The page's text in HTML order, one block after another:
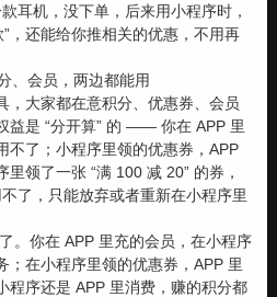
耳机，没下单，后来用小程序时，
，还能给你推相关的优惠，不用再
、会员，两边都能用
，大家都在意积分、优惠券、会员
益是 “分开算” 的 —— 你在 APP 里
不了；小程序里领的优惠券，APP
领了一张 “满 100 减 20” 的券，
了，只能放弃或者重新在小程序里
。你在 APP 里充的会员，在小程序
；在小程序里领的优惠券，APP 里
程序还是 APP 里消费，赚的积分都